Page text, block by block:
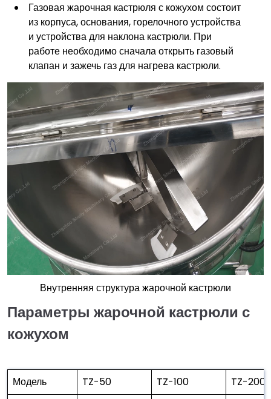
Газовая жарочная кастрюля с кожухом состоит
из корпуса, основания, горелочного устройства
и устройства для наклона кастрюли. При
работе необходимо сначала открыть газовый
клапан и зажечь газ для нагрева кастрюли.
Внутренняя структура жарочной кастрюли
Параметры жарочной кастрюли с
кожухом
Модель TZ-50 TZ-100
TZ-200